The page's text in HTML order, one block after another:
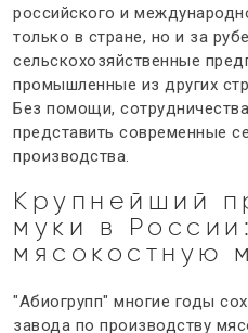
российского и
только в стране, но и за
сельскохозяйственные
промышленные из других
Без помощи,
представить современные
производства.
Крупнейший
муки в России
мясокостную
"Абиогрупп" многие годы
завода по производству